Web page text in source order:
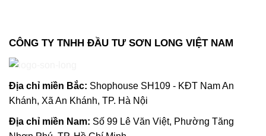
CÔNG TY TNHH ĐẦU TƯ SƠN LONG VIỆT NAM
Địa chỉ miền Bắc: Shophouse SH109 - KĐT Nam An
Khánh, Xã An Khánh, TP. Hà Nội
Địa chỉ miền Nam: Số 99 Lê Văn Việt, Phường Tăng